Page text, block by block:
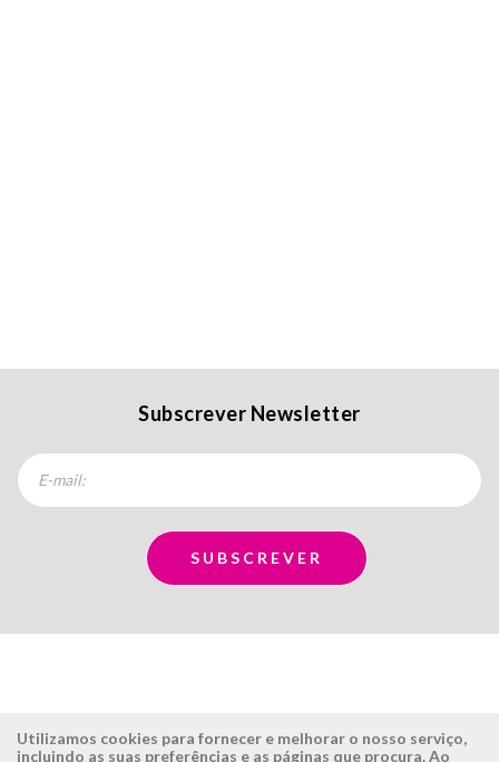
Subscrever Newsletter
Utilizamos cookies para fornecer e melhorar o nosso serviço,
incluindo as suas preferências e as páginas que procura. Ao